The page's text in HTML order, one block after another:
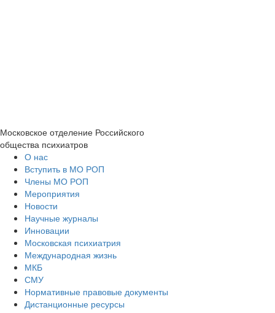
Московское отделение Российского
общества психиатров
О нас
Вступить в МО РОП
Члены МО РОП
Мероприятия
Новости
Научные журналы
Инновации
Московская психиатрия
Международная жизнь
МКБ
СМУ
Нормативные правовые документы
Дистанционные ресурсы